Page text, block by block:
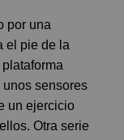
por una
el pie de la
sensores
un ejercicio
Otra serie